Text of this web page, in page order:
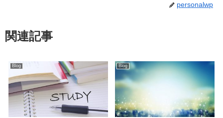
personalwp
関連記事
Blog Blog